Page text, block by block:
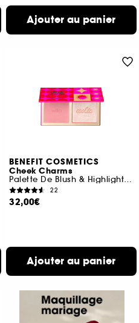
Ajouter au panier
BENEFIT COSMETICS
Cheek Charms
Palette De Blush & Highlighter En Edition Limitée
22
32,00€
Ajouter au panier